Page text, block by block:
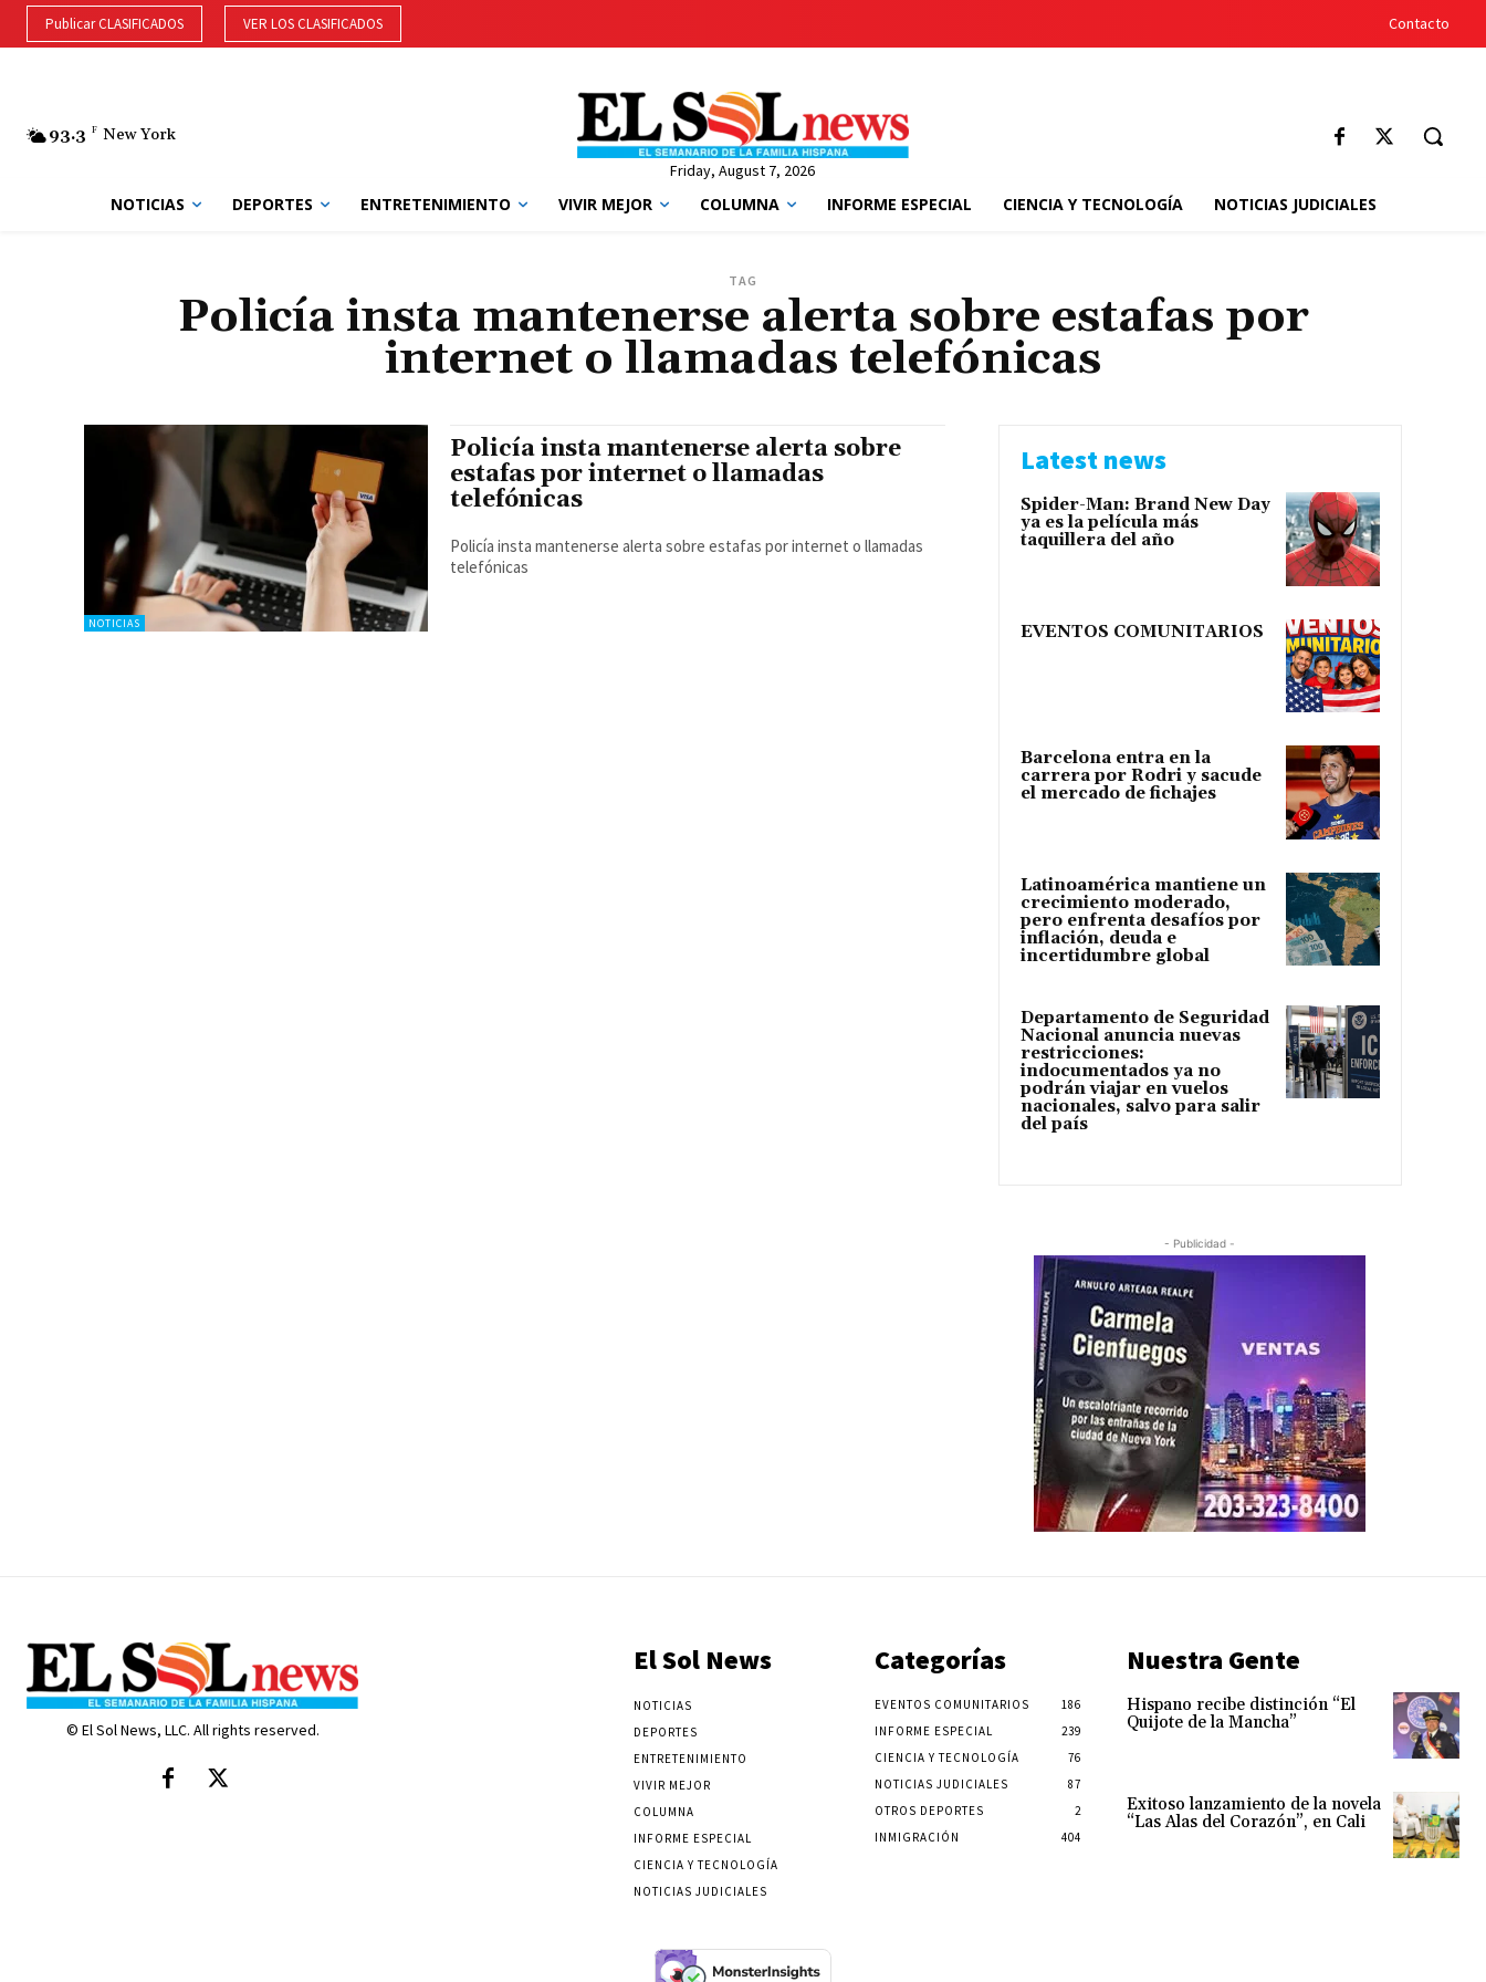
Publicar CLASIFICADOS VER LOS CLASIFICADOS Contacto
93.3 F New York
Friday, August 7, 2026
NOTICIAS DEPORTES ENTRETENIMIENTO VIVIR MEJOR COLUMNA INFORME ESPECIAL CIENCIA Y TECNOLOGÍA NOTICIAS JUDICIALES
TAG
Policía insta mantenerse alerta sobre estafas por
internet o llamadas telefónicas
NOTICIAS
Policía insta mantenerse alerta sobre
estafas por internet o llamadas
telefónicas
Policía insta mantenerse alerta sobre estafas por internet o llamadas
telefónicas
Latest news
Spider-Man: Brand New Day
ya es la película más
taquillera del año
EVENTOS COMUNITARIOS
Barcelona entra en la
carrera por Rodri y sacude
el mercado de fichajes
Latinoamérica mantiene un
crecimiento moderado,
pero enfrenta desafíos por
inflación, deuda e
incertidumbre global
Departamento de Seguridad
Nacional anuncia nuevas
restricciones:
indocumentados ya no
podrán viajar en vuelos
nacionales, salvo para salir
del país
- Publicidad -
© El Sol News, LLC. All rights reserved.
El Sol News
NOTICIAS
DEPORTES
ENTRETENIMIENTO
VIVIR MEJOR
COLUMNA
INFORME ESPECIAL
CIENCIA Y TECNOLOGÍA
NOTICIAS JUDICIALES
Categorías
EVENTOS COMUNITARIOS
186
INFORME ESPECIAL
239
CIENCIA Y TECNOLOGÍA
76
NOTICIAS JUDICIALES
87
OTROS DEPORTES
2
INMIGRACIÓN
404
Nuestra Gente
Hispano recibe distinción “El
Quijote de la Mancha”
Exitoso lanzamiento de la novela
“Las Alas del Corazón”, en Cali